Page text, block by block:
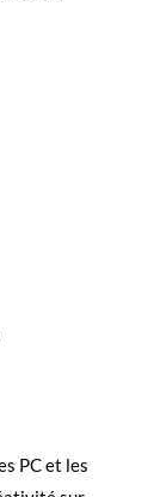
PC et les